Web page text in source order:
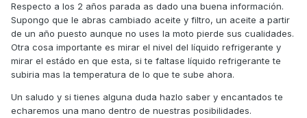
Respecto a los 2 años parada as dado una buena información.
Supongo que le abras cambiado aceite y filtro, un aceite a partir
de un año puesto aunque no uses la moto pierde sus cualidades.
Otra cosa importante es mirar el nivel del líquido refrigerante y
mirar el estádo en que esta, si te faltase líquido refrigerante te
subiria mas la temperatura de lo que te sube ahora.
Un saludo y si tienes alguna duda hazlo saber y encantados te
echaremos una mano dentro de nuestras posibilidades.